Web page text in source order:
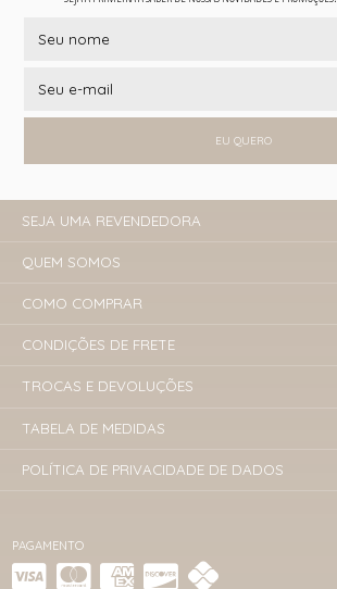
EU QUERO
PAGAMENTO
SEJA UMA REVENDEDORA
QUEM SOMOS
COMO COMPRAR
CONDIÇÕES DE FRETE
TROCAS E DEVOLUÇÕES
TABELA DE MEDIDAS
POLÍTICA DE PRIVACIDADE DE DADOS